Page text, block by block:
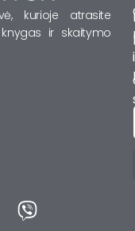
kurioje atrasite
ir skaitymo
V